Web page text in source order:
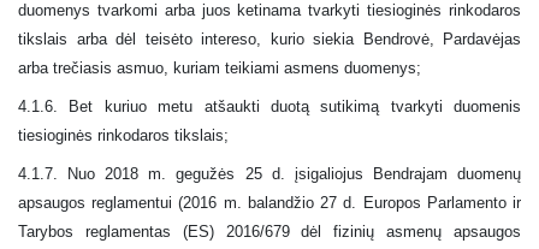
duomenys tvarkomi arba juos ketinama tvarkyti tiesioginės rinkodaros
tikslais arba dėl teisėto intereso, kurio siekia Bendrovė, Pardavėjas
arba trečiasis asmuo, kuriam teikiami asmens duomenys;
4.1.6. Bet kuriuo metu atšaukti duotą sutikimą tvarkyti duomenis
tiesioginės rinkodaros tikslais;
4.1.7. Nuo 2018 m. gegužės 25 d. įsigaliojus Bendrajam duomenų
apsaugos reglamentui (2016 m. balandžio 27 d. Europos Parlamento ir
Tarybos reglamentas (ES) 2016/679 dėl fizinių asmenų apsaugos